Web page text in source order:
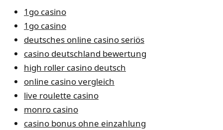
1go casino
1go casino
deutsches online casino seriös
casino deutschland bewertung
high roller casino deutsch
online casino vergleich
live roulette casino
monro casino
casino bonus ohne einzahlung